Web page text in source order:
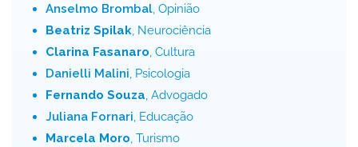
Anselmo Brombal, Opinião
Beatriz Spilak, Neurociência
Clarina Fasanaro, Cultura
Danielli Malini, Psicologia
Fernando Souza, Advogado
Juliana Fornari, Educação
Marcela Moro, Turismo